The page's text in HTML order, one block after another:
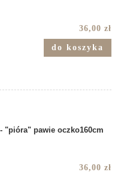
36,00 zł
do koszyka
"pióra" pawie oczko160cm
36,00 zł